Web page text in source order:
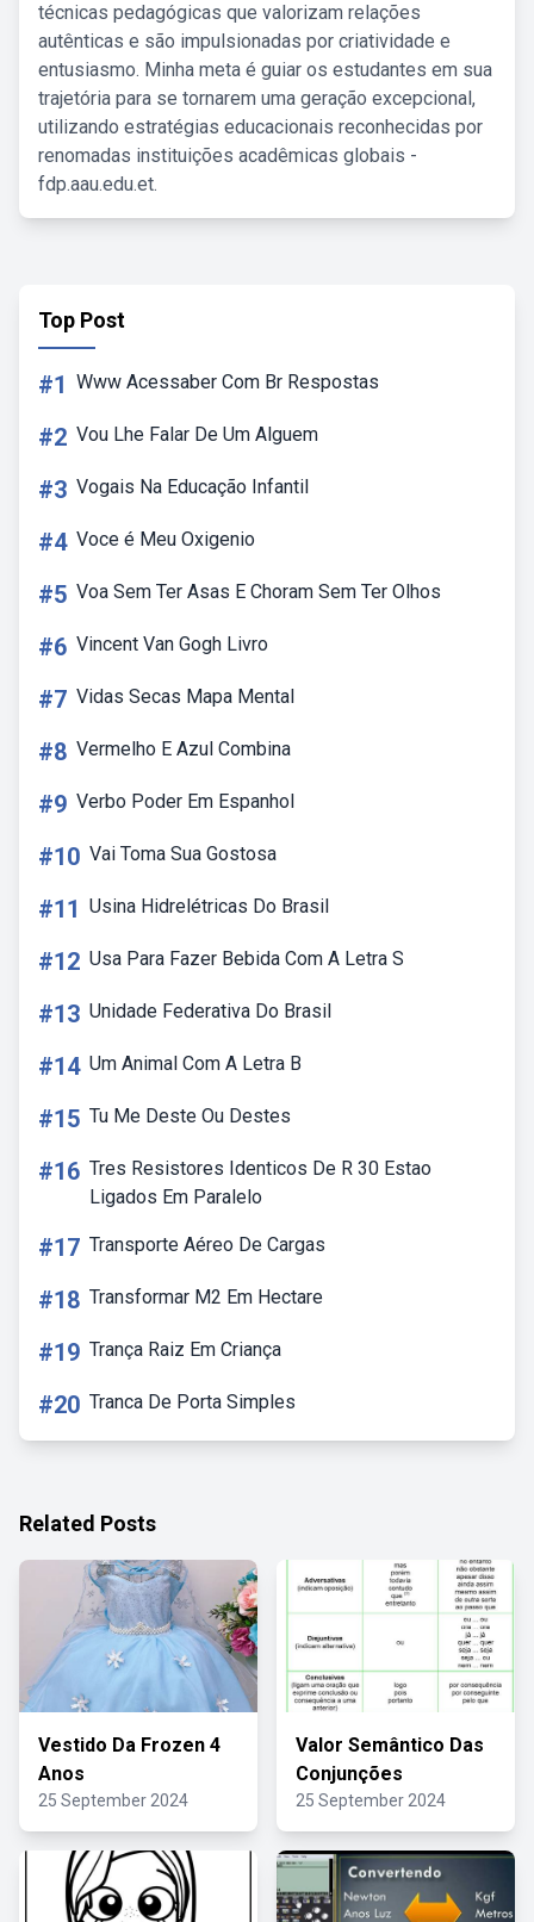
técnicas pedagógicas que valorizam relações
autênticas e são impulsionadas por criatividade e
entusiasmo. Minha meta é guiar os estudantes em sua
trajetória para se tornarem uma geração excepcional,
utilizando estratégias educacionais reconhecidas por
renomadas instituições acadêmicas globais -
fdp.aau.edu.et.
Top Post
#1 Www Acessaber Com Br Respostas
#2 Vou Lhe Falar De Um Alguem
#3 Vogais Na Educação Infantil
#4 Voce é Meu Oxigenio
#5 Voa Sem Ter Asas E Choram Sem Ter Olhos
#6 Vincent Van Gogh Livro
#7 Vidas Secas Mapa Mental
#8 Vermelho E Azul Combina
#9 Verbo Poder Em Espanhol
#10 Vai Toma Sua Gostosa
#11 Usina Hidrelétricas Do Brasil
#12 Usa Para Fazer Bebida Com A Letra S
#13 Unidade Federativa Do Brasil
#14 Um Animal Com A Letra B
#15 Tu Me Deste Ou Destes
#16 Tres Resistores Identicos De R 30 Estao
Ligados Em Paralelo
#17 Transporte Aéreo De Cargas
#18 Transformar M2 Em Hectare
#19 Trança Raiz Em Criança
#20 Tranca De Porta Simples
Related Posts
Vestido Da Frozen 4
Anos
25 September 2024
Valor Semântico Das
Conjunções
25 September 2024